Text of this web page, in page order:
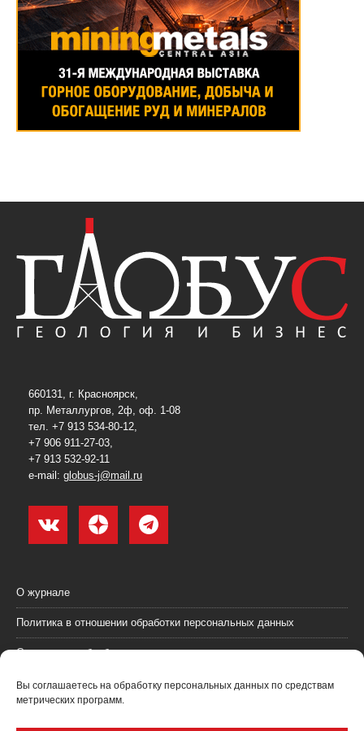
Вы соглашаетесь на обработку персональных данных по средствам
метрических программ.
660131, г. Красноярск,
пр. Металлургов, 2ф, оф. 1-08
тел. +7 913 534-80-12,
+7 906 911-27-03,
+7 913 532-92-11
e-mail: globus-j@mail.ru
О журнале
Политика в отношении обработки персональных данных
Согласие на обработку персональных данных
Пользовательское соглашение (оферта)